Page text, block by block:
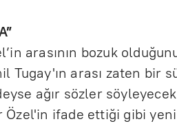
arasının bozuk
Tugay'ın arası zaten bir
ağır sözler
Özel'in ifade ettiği gibi